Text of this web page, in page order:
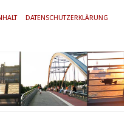
DATENSCHUTZERKLÄRUNG